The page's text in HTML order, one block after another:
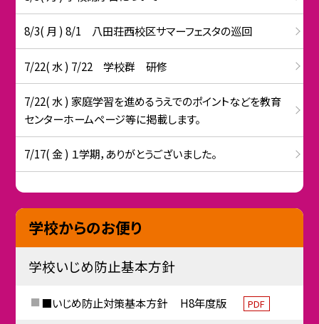
8/3( 月 ) 8/1 八田荘西校区サマーフェスタの巡回
7/22( 水 ) 7/22 学校群 研修
7/22( 水 ) 家庭学習を進めるうえでのポイントなどを教育
センターホームページ等に掲載します。
7/17( 金 ) １学期，ありがとうございました。
学校からのお便り
学校いじめ防止基本方針
■いじめ防止対策基本方針 H8年度版 PDF